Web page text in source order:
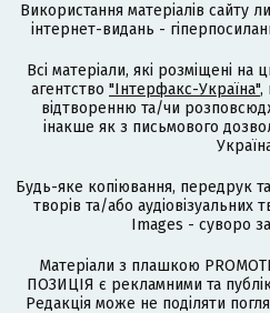
Використання матеріалів сайту
інтернет-видань -
Всі матеріали, які розміщені на
агентство "Інтерфакс-Україна",
відтворенню та/чи
інакше як з письмового
Будь-яке копіювання, передрук
творів та/або аудіовізуальних
Images - суворо
Матеріали з плашкою
ПОЗИЦІЯ є рекламними та
Редакція може не поділяти